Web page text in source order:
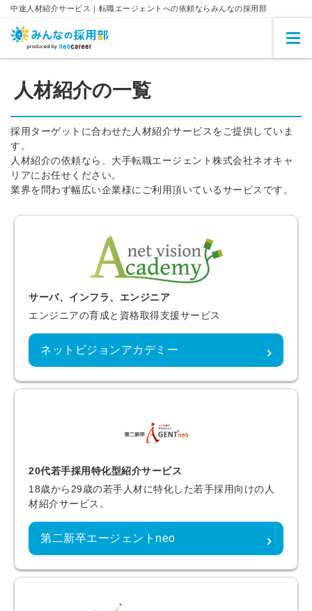
中途人材紹介サービス｜転職エージェントへの依頼ならみんなの採用部
人材紹介の一覧
採用ターゲットに合わせた人材紹介サービスをご提供していま
す。
人材紹介の依頼なら、大手転職エージェント株式会社ネオキャ
リアにお任せください。
業界を問わず幅広い企業様にご利用頂いているサービスです。
サーバ、インフラ、エンジニア
エンジニアの育成と資格取得支援サービス
ネットビジョンアカデミー
20代若手採用特化型紹介サービス
18歳から29歳の若手人材に特化した若手採用向けの人
材紹介サービス。
第二新卒エージェントneo